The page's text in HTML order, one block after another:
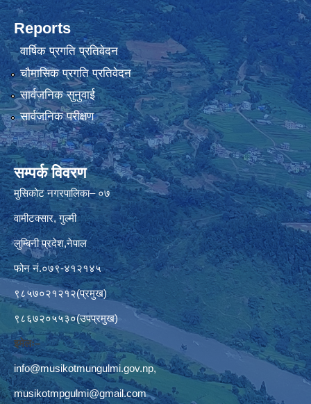
Reports
वार्षिक प्रगति प्रतिवेदन
चौमासिक प्रगति प्रतिवेदन
सार्वजनिक सुनुवाई
सार्वजनिक परीक्षण
सम्पर्क विवरण
मुसिकोट नगरपालिका– ०७
वामीटक्सार, गुल्मी
लुम्बिनी प्रदेश,नेपाल
फोन नं.०७९-४१२१४५
९८५७०२१२१२(प्रमुख)
९८६७२०५५३०(उपप्रमुख)
इमेलः–
info@musikotmungulmi.gov.np,
musikotmpgulmi@gmail.com